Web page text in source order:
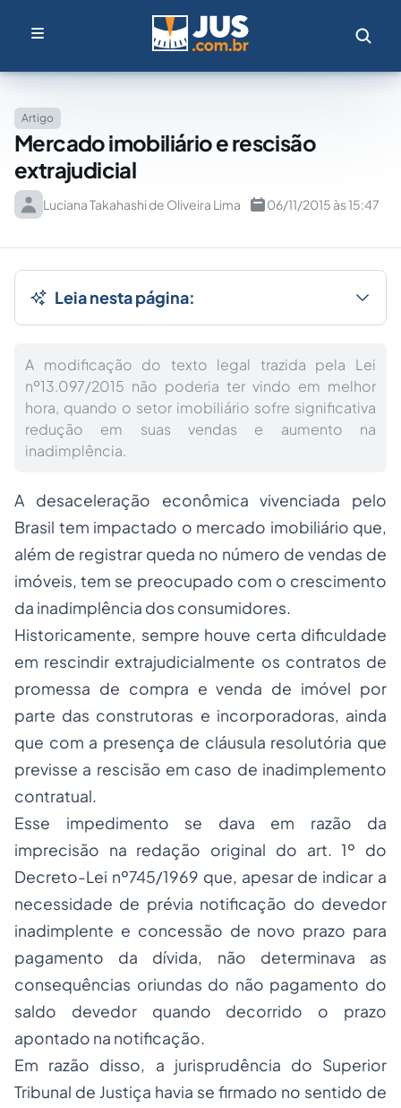
Artigo
Mercado imobiliário e rescisão
extrajudicial
Luciana Takahashi de Oliveira Lima 06/11/2015 às 15:47
Leia nesta página:
A modificação do texto legal trazida pela Lei
nº13.097/2015 não poderia ter vindo em melhor
hora, quando o setor imobiliário sofre significativa
redução em suas vendas e aumento na
inadimplência.
A desaceleração econômica vivenciada pelo
Brasil tem impactado o mercado imobiliário que,
além de registrar queda no número de vendas de
imóveis, tem se preocupado com o crescimento
da inadimplência dos consumidores.
Historicamente, sempre houve certa dificuldade
em rescindir extrajudicialmente os contratos de
promessa de compra e venda de imóvel por
parte das construtoras e incorporadoras, ainda
que com a presença de cláusula resolutória que
previsse a rescisão em caso de inadimplemento
contratual.
Esse impedimento se dava em razão da
imprecisão na redação original do art. 1º do
Decreto-Lei nº745/1969 que, apesar de indicar a
necessidade de prévia notificação do devedor
inadimplente e concessão de novo prazo para
pagamento da dívida, não determinava as
consequências oriundas do não pagamento do
saldo devedor quando decorrido o prazo
apontado na notificação.
Em razão disso, a jurisprudência do Superior
Tribunal de Justiça havia se firmado no sentido de